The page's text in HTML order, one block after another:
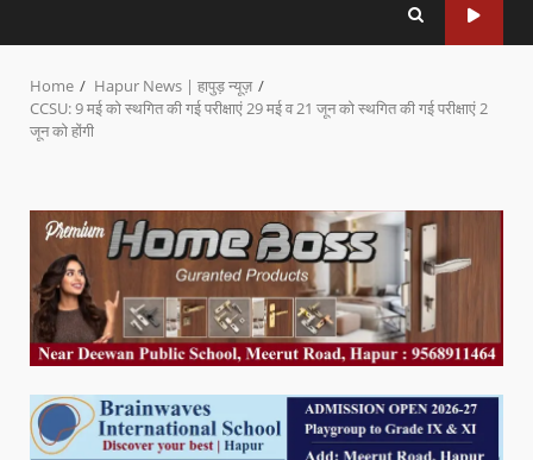
Home
Hapur News | हापुड़ न्यूज़
CCSU: 9 मई को स्थगित की गई परीक्षाएं 29 मई व 21 जून को स्थगित की गई परीक्षाएं 2
जून को होंगी